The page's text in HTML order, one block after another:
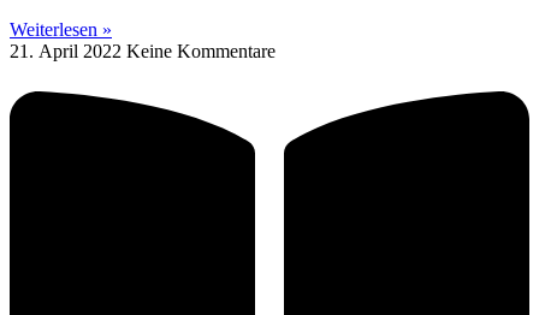
Weiterlesen »
21. April 2022 Keine Kommentare